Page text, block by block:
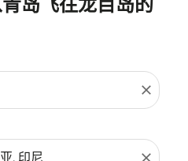
close
close